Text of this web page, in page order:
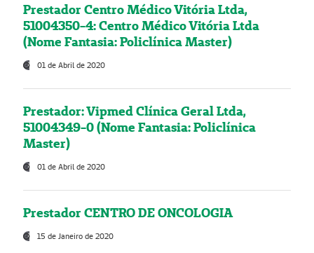
Prestador Centro Médico Vitória Ltda,
51004350-4: Centro Médico Vitória Ltda
(Nome Fantasia: Policlínica Master)
01 de Abril de 2020
Prestador: Vipmed Clínica Geral Ltda,
51004349-0 (Nome Fantasia: Policlínica
Master)
01 de Abril de 2020
Prestador CENTRO DE ONCOLOGIA
15 de Janeiro de 2020